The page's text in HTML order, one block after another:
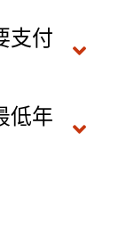
支付
低年